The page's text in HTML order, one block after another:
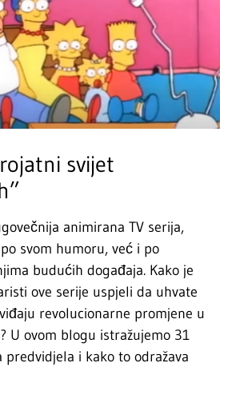
svijet
animirana TV serija,
svom humoru, već i po
budućih događaja. Kako je
ove serije uspjeli da uhvate
revolucionarne promjene u
U ovom blogu istražujemo 31
predvidjela i kako to odražava